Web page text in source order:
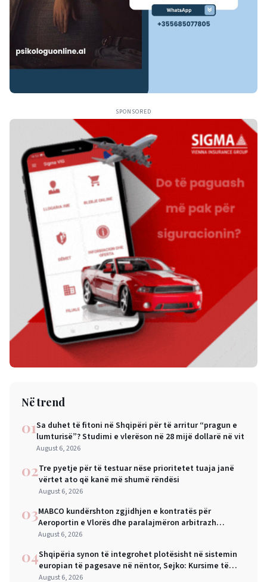
SPONSORED
Në trend
01Sa duhet të fitoni në Shqipëri për të arritur “pragun e
lumturisë”? Studimi e vlerëson në 28 mijë dollarë në vit
August 6, 2026
02Tre pyetje për të testuar nëse prioritetet tuaja janë
vërtet ato që kanë më shumë rëndësi
August 6, 2026
03MABCO kundërshton zgjidhjen e kontratës për
Aeroportin e Vlorës dhe paralajmëron arbitrazh
ndërkombëtar
August 6, 2026
04Shqipëria synon të integrohet plotësisht në sistemin
europian të pagesave në nëntor, Sejko: Kursime të
mëdha për qytetarët dhe bizneset
August 6, 2026